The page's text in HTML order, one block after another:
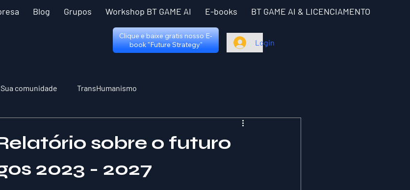
Blog Grupos Workshop BT GAME AI E-books BT GAME AI & LICENCIAMENTO
Clique e baixe gratis nosso E-
book "Future Strategy"
Login
Sua comunidade TransHumanismo
sobre o futuro
2023 - 2027